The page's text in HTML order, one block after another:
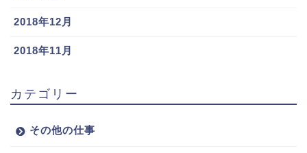
2018年12月
2018年11月
カテゴリー
その他の仕事